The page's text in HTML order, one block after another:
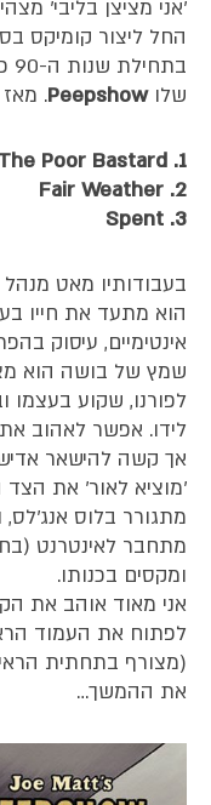
מגזין
צור קשר
החל ליצור קומיקס
שלוPeepshow
.
1. The Poor Bastard
2. Fair Weather
3. Spent
בעבודותיו מאט מנהל
הוא מתעד את חייו
אינטימיים, עיסוק
שמץ של בושה הוא
לפורנו, שקוע בעצמו
לידו. אפשר לאהוב
אך קשה להישאר
'מוציא לאור' את הצד
מתגורר בלוס
מתחבר לאינטרנט
ומקסים בכנותו.
אני מאוד אוהב את
(מצורף בתחתית
את ההמשך…